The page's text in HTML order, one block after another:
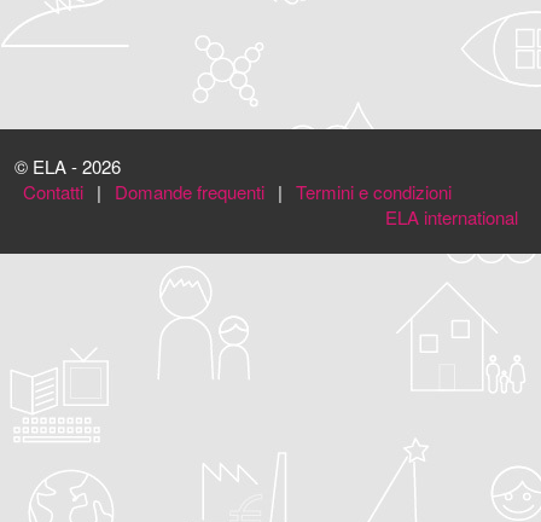
© ELA - 2026
Contatti | Domande frequenti | Termini e condizioni
ELA international